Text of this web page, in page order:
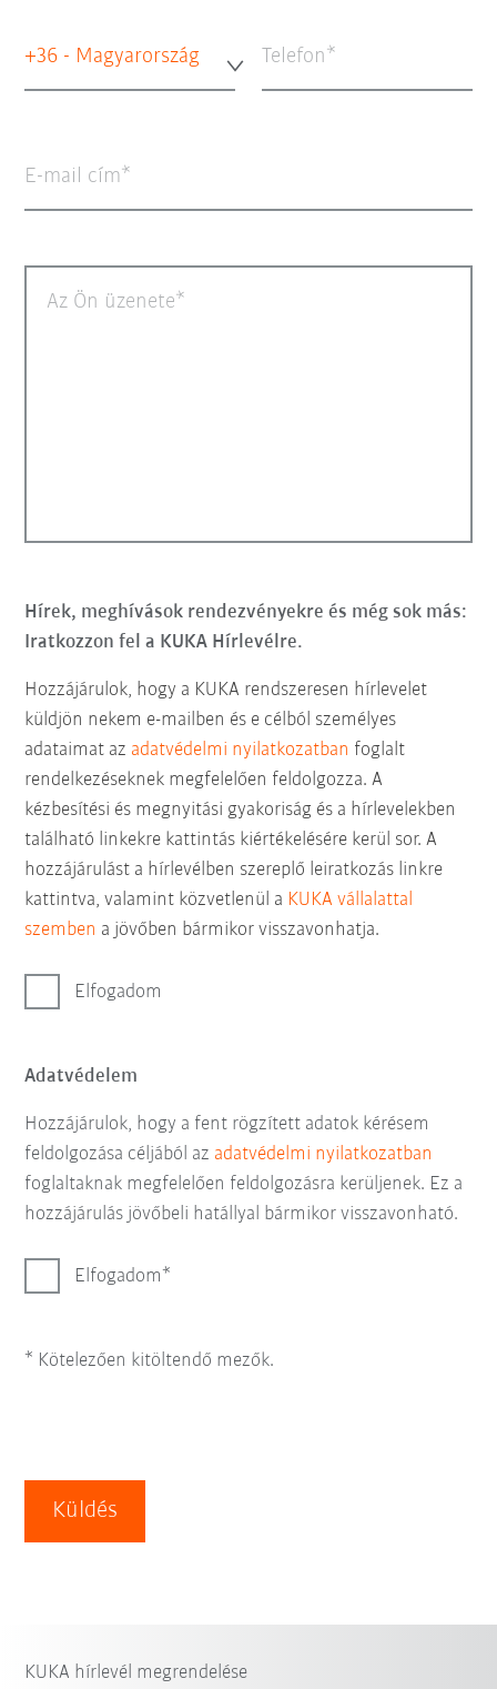
+36 - Magyarország Telefon
E-mail cím
Az Ön üzenete
Hírek, meghívások rendezvényekre és még sok más:
Iratkozzon fel a KUKA Hírlevélre.
Hozzájárulok, hogy a KUKA rendszeresen hírlevelet
küldjön nekem e-mailben és e célból személyes
adataimat az adatvédelmi nyilatkozatban foglalt
rendelkezéseknek megfelelően feldolgozza. A
kézbesítési és megnyitási gyakoriság és a hírlevelekben
található linkekre kattintás kiértékelésére kerül sor. A
hozzájárulást a hírlevélben szereplő leiratkozás linkre
kattintva, valamint közvetlenül a KUKA vállalattal
szemben a jövőben bármikor visszavonhatja.
Elfogadom
Adatvédelem
Hozzájárulok, hogy a fent rögzített adatok kérésem
feldolgozása céljából az adatvédelmi nyilatkozatban
foglaltaknak megfelelően feldolgozásra kerüljenek. Ez a
hozzájárulás jövőbeli hatállyal bármikor visszavonható.
Elfogadom
* Kötelezően kitöltendő mezők.
Küldés
KUKA hírlevél megrendelése